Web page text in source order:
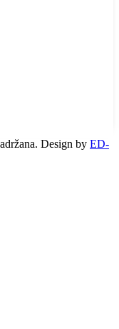
Design by ED-